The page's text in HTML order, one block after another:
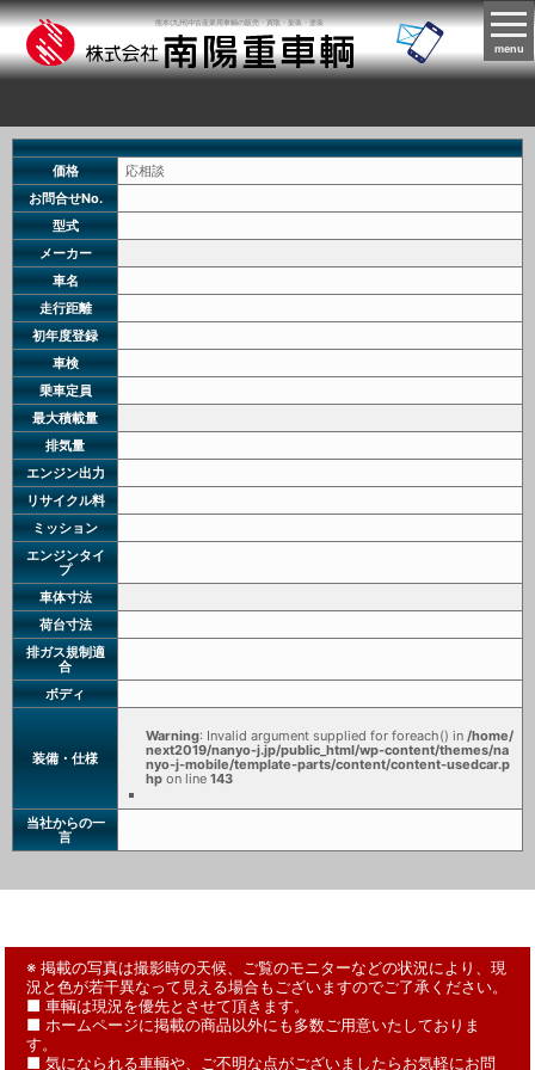
熊本(九州)中古産業用車輌の販売・買取・架装・塗装
menu
価格
応相談
お問合せNo.
型式
メーカー
車名
走行距離
初年度登録
車検
乗車定員
最大積載量
排気量
エンジン出力
リサイクル料
ミッション
エンジンタイ
プ
車体寸法
荷台寸法
排ガス規制適
合
ボディ
装備・仕様
Warning: Invalid argument supplied for foreach() in/home/
next2019/nanyo-j.jp/public_html/wp-content/themes/na
nyo-j-mobile/template-parts/content/content-usedcar.p
hp on line143
当社からの一
言
※ 掲載の写真は撮影時の天候、ご覧のモニターなどの状況により、現
況と色が若干異なって見える場合もございますのでご了承ください。
■ 車輌は現況を優先とさせて頂きます。
■ ホームページに掲載の商品以外にも多数ご用意いたしておりま
す。
■ 気になられる車輌や、ご不明な点がございましたらお気軽にお問